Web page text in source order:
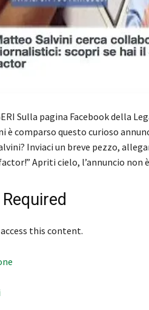
Sulla pagina Facebook della
è comparso questo curioso
Inviaci un breve pezzo,
Apriti cielo, l’annuncio
this content.